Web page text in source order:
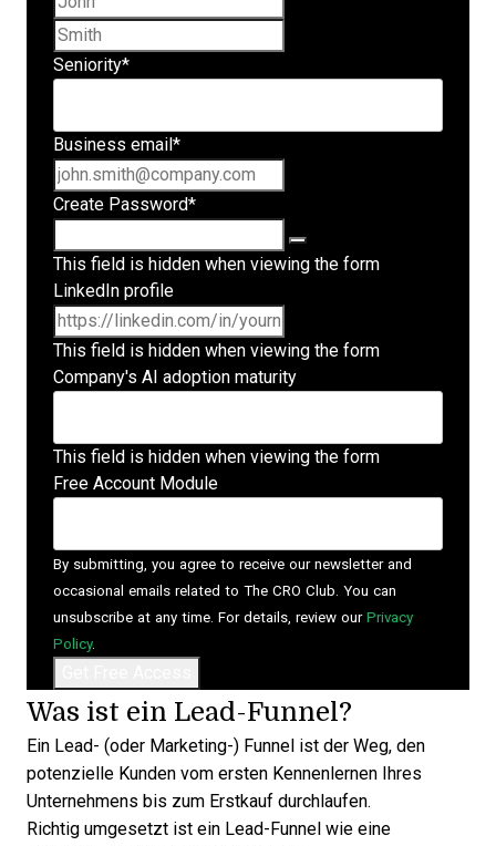
Seniority*
Business email *
Create Password*
This field is hidden when viewing the form
LinkedIn profile
This field is hidden when viewing the form
Company's AI adoption maturity
This field is hidden when viewing the form
Free Account Module
By submitting, you agree to receive our newsletter and
occasional emails related to The CRO Club. You can
unsubscribe at any time. For details, review our Privacy
Policy.
Was ist ein Lead-Funnel?
Ein Lead- (oder Marketing-) Funnel ist der Weg, den
potenzielle Kunden vom ersten Kennenlernen Ihres
Unternehmens bis zum Erstkauf durchlaufen.
Richtig umgesetzt ist ein Lead-Funnel wie eine